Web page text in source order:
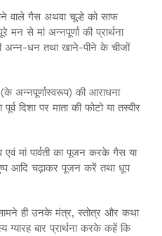
वाले गैस अथवा चूल्हे को साफ
से मां अन्नपूर्णा की प्रार्थना
धन तथा खाने-पीने के चीजों
(के अन्नपूर्णास्वरूप) की आराधना
दिशा पर माता की फोटो या तस्वीर
एवं मां पार्वती का पूजन करके गैस या
आदि चढ़ाकर पूजन करें तथा धूप
ही उनके मंत्र, स्तोत्र और कथा
बार प्रार्थना करके कहें कि